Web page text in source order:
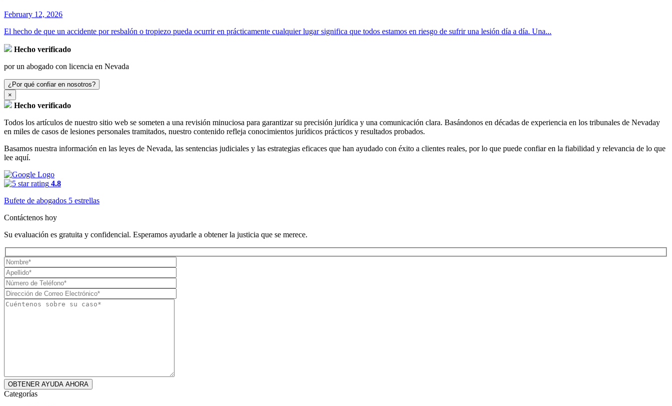
February 12, 2026
El hecho de que un accidente por resbalón o tropiezo pueda ocurrir en prácticamente cualquier lugar significa que todos estamos en riesgo de sufrir una lesión día a día. Una...
Hecho verificado
por un abogado con licencia en Nevada
¿Por qué confiar en nosotros?
×
Hecho verificado
Todos los artículos de nuestro sitio web se someten a una revisión minuciosa para garantizar su precisión jurídica y una comunicación clara. Basándonos en décadas de experiencia en los tribunales de Nevaday
en miles de casos de lesiones personales tramitados, nuestro contenido refleja conocimientos jurídicos prácticos y resultados probados.
Basamos nuestra información en las leyes de Nevada, las sentencias judiciales y las estrategias eficaces que han ayudado con éxito a clientes reales, por lo que puede confiar en la fiabilidad y relevancia de lo que
lee aquí.
4.8
Bufete de abogados 5 estrellas
Contáctenos hoy
Su evaluación es gratuita y confidencial. Esperamos ayudarle a obtener la justicia que se merece.
Categorías